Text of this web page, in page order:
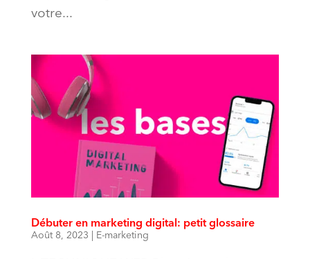
votre...
Débuter en marketing digital: petit glossaire
Août 8, 2023 E-marketing